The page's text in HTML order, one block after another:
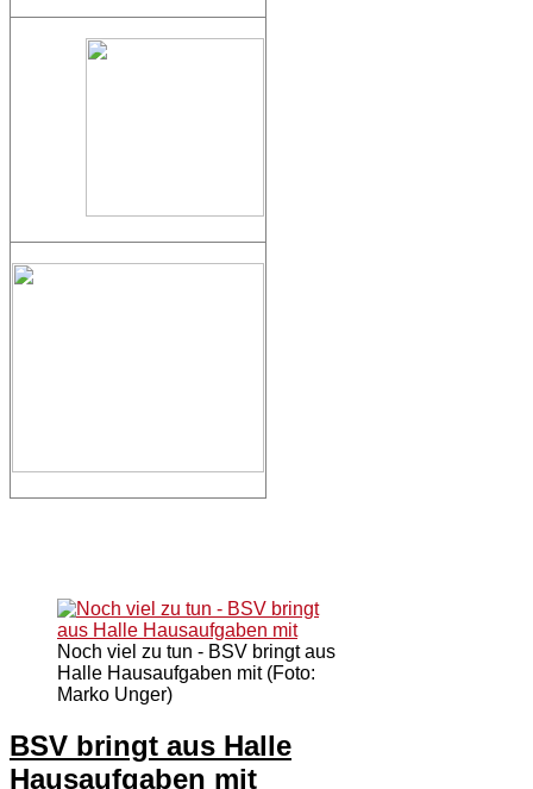
Noch viel zu tun - BSV bringt aus
Halle Hausaufgaben mit (Foto:
Marko Unger)
BSV bringt aus Halle
Hausaufgaben mit